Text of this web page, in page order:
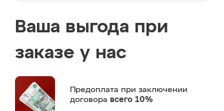
Ваша выгода при
заказе у нас
Предоплата при заключении
договора всего 10%